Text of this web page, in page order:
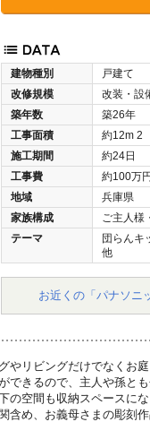
建物種別
戸建て
改修規模
改装・設
築年数
築26年
工事面積
約12m 2
施工期間
約24日
工事費
約100万
地域
兵庫県
家族構成
ご主人様
テーマ
団らんキ
他
お近くの「パナソニ
やリビングだけでなくお
きるので、主人や孫と
の空間も収納スペースに
含め、お義母さまの彫刻